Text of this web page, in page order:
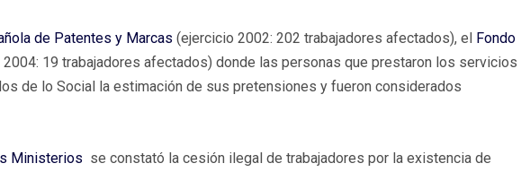
de Patentes y Marcas (ejercicio 2002: 202 trabajadores afectados), el Fondo
19 trabajadores afectados) donde las personas que prestaron los servicios
de lo Social la estimación de sus pretensiones y fueron considerados
Ministerios se constató la cesión ilegal de trabajadores por la existencia de